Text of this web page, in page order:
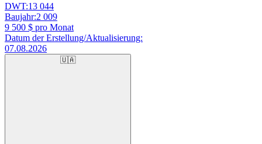
DWT:13 044
Baujahr:2 009
9 500 $ pro Monat
Datum der Erstellung/Aktualisierung:
07.08.2026
🇺🇦